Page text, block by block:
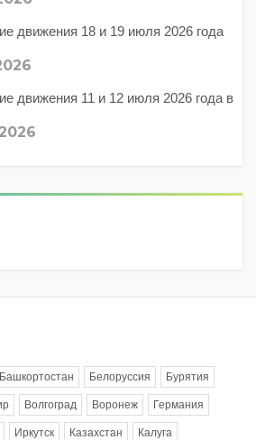
движения 18 и 19 июля 2026 года
движения 11 и 12 июля 2026 года в
Башкортостан Белоруссия Бурятия
Волгоград Воронеж Германия
Иркутск Казахстан Калуга